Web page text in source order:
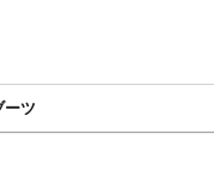
ーツ